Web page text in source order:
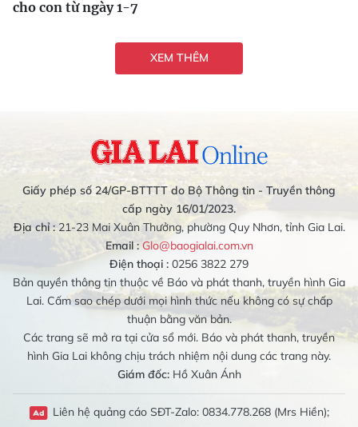
cho con từ ngày 1-7
XEM THÊM
Giấy phép số 24/GP-BTTTT do Bộ Thông tin - Truyền thông
cấp ngày 16/01/2023.
Địa chỉ :21-23 Mai Xuân Thưởng, phường Quy Nhơn, tỉnh Gia Lai.
Email : Glo@baogialai.com.vn
Điện thoại : 0256 3822 279
Bản quyền thông tin thuộc về Báo và phát thanh, truyền hình Gia
Lai. Cấm sao chép dưới mọi hình thức nếu không có sự chấp
thuận bằng văn bản.
Các trang sẽ mở ra tại cửa sổ mới. Báo và phát thanh, truyền
hình Gia Lai không chịu trách nhiệm nội dung các trang này.
Giám đốc:Hồ Xuân Ánh
Liên hệ quảng cáo SĐT-Zalo: 0834.778.268 (Mrs Hiền);